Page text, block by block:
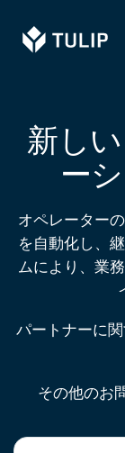
Tulip
新し
ー
オペレーター
を自動化し、
ムにより、業
パートナーに
その他のお